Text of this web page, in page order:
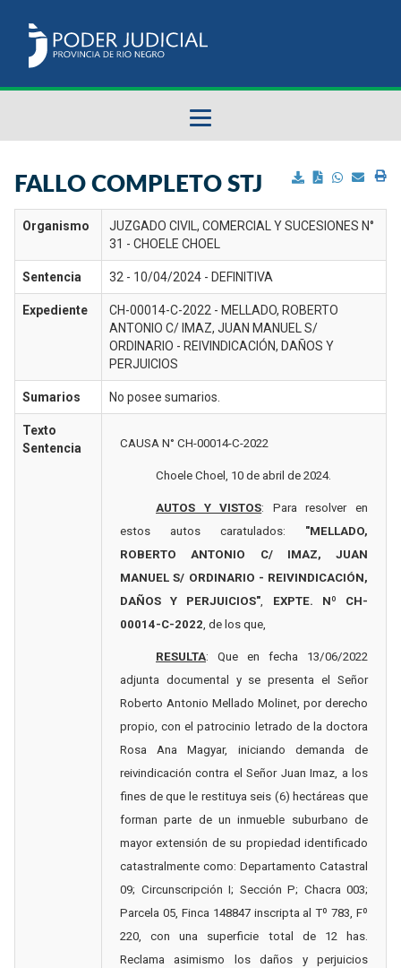
Sumarios del STJ
Manual del Usuario
FALLO COMPLETO STJ
Organismo
JUZGADO CIVIL, COMERCIAL Y SUCESIONES N°
31 - CHOELE CHOEL
Sentencia 32 - 10/04/2024 - DEFINITIVA
Expediente
CH-00014-C-2022 - MELLADO, ROBERTO
ANTONIO C/ IMAZ, JUAN MANUEL S/
ORDINARIO - REIVINDICACIÓN, DAÑOS Y
PERJUICIOS
Sumarios No posee sumarios.
Texto
Sentencia
CAUSA N° CH-00014-C-2022
Choele Choel, 10 de abril de 2024.
AUTOS Y VISTOS: Para resolver en
estos autos caratulados: "MELLADO,
ROBERTO ANTONIO C/ IMAZ, JUAN
MANUEL S/ ORDINARIO - REIVINDICACIÓN,
DAÑOS Y PERJUICIOS", EXPTE. Nº CH-
00014-C-2022, de los que,
RESULTA: Que en fecha 13/06/2022
adjunta documental y se presenta el Señor
Roberto Antonio Mellado Molinet, por derecho
propio, con el patrocinio letrado de la doctora
Rosa Ana Magyar, iniciando demanda de
reivindicación contra el Señor Juan Imaz, a los
fines de que le restituya seis (6) hectáreas que
forman parte de un inmueble suburbano de
mayor extensión de su propiedad identificado
catastralmente como: Departamento Catastral
09; Circunscripción I; Sección P; Chacra 003;
Parcela 05, Finca 148847 inscripta al Tº 783, Fº
220, con una superficie total de 12 has.
Reclama asimismo los daños y perjuicios